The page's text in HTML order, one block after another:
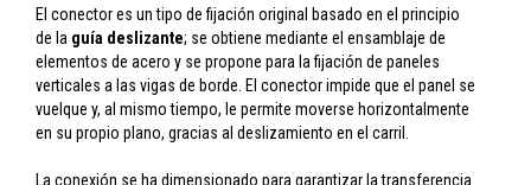
El conector es un tipo de fijación original basado en el principio
de la guía deslizante; se obtiene mediante el ensamblaje de
elementos de acero y se propone para la fijación de paneles
verticales a las vigas de borde. El conector impide que el panel se
vuelque y, al mismo tiempo, le permite moverse horizontalmente
en su propio plano, gracias al deslizamiento en el carril.
La conexión se ha dimensionado para garantizar la transferencia